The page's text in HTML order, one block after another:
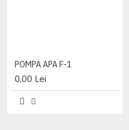
ACCESORIU CAPOTA 1221
0,00 Lei
POMPA APA F-1
0,00 Lei